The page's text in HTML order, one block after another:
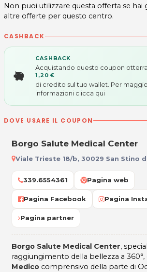
Non puoi utilizzare questa offerta se hai
altre offerte per questo centro.
CASHBACK
CASHBACK
Acquistando questo coupon
1,20 €
di credito sul tuo wallet. Per
informazioni clicca qui
DOVE USARE IL COUPON
Borgo Salute Medical Center
Viale Trieste 18/b, 30029 San Stino
339.6554361 Pagina web
Pagina Facebook Pagina
Pagina partner
Borgo Salute Medical Center,
raggiungimento della bellezza a 360°,
Medico comprensivo della parte di